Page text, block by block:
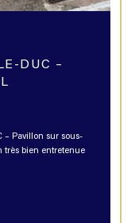
DUC –
– Pavillon sur sous-
très bien entretenue